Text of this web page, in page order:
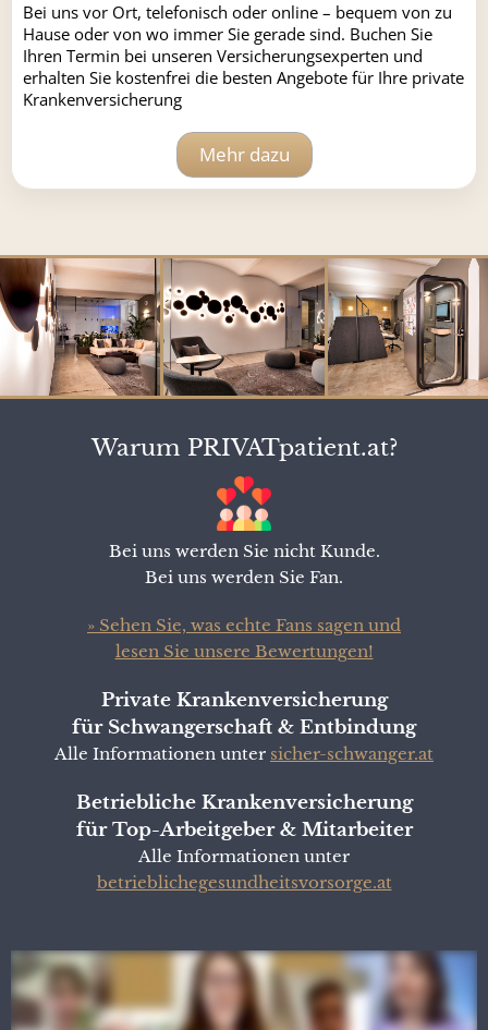
Bei uns vor Ort, telefonisch oder online – bequem von zu
Hause oder von wo immer Sie gerade sind. Buchen Sie
Ihren Termin bei unseren Versicherungsexperten und
erhalten Sie kostenfrei die besten Angebote für Ihre private
Krankenversicherung
Mehr dazu
Warum PRIVATpatient.at?
Bei uns werden Sie nicht Kunde.
Bei uns werden Sie Fan.
» Sehen Sie, was echte Fans sagen und
lesen Sie unsere Bewertungen!
Private Krankenversicherung
für Schwangerschaft & Entbindung
Alle Informationen unter sicher-schwanger.at
Betriebliche Krankenversicherung
für Top-Arbeitgeber & Mitarbeiter
Alle Informationen unter
betrieblichegesundheitsvorsorge.at